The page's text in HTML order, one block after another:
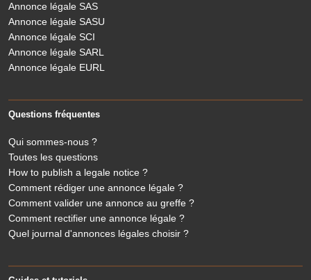
Annonce légale SAS
Annonce légale SASU
Annonce légale SCI
Annonce légale SARL
Annonce légale EURL
Questions fréquentes
Qui sommes-nous ?
Toutes les questions
How to publish a legale notice ?
Comment rédiger une annonce légale ?
Comment valider une annonce au greffe ?
Comment rectifier une annonce légale ?
Quel journal d'annonces légales choisir ?